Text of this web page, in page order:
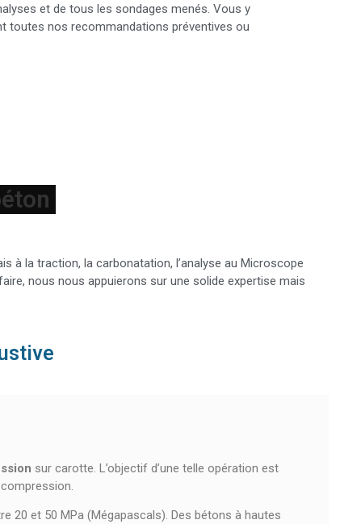
et de tous les sondages menés. Vous y
toutes nos recommandations préventives ou
à la traction, la carbonatation, l’analyse au Microscope
nous nous appuierons sur une solide expertise mais
sur carotte. L’objectif d’une telle opération est
20 et 50 MPa (Mégapascals). Des bétons à hautes